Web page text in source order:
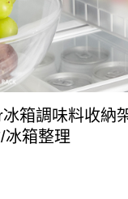
冰箱調味料收納
冰箱整理